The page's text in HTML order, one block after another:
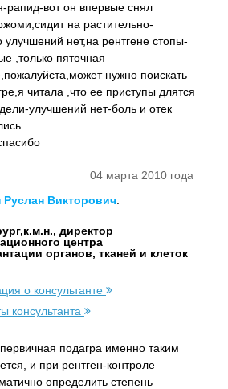
рапид-вот он впервые снял
на растительно-
нет,на рентгене стопы-
,только пяточная
нужно поискать
читала ,что ее приступы длятся
улучшений нет-боль и отек
04 марта 2010 года
Викторович:
директор
центра
органов, тканей и клеток
о консультанте
консультанта
подагра именно таким
и при рентген-контроле
определить степень